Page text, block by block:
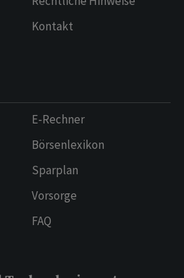
Kontakt
E-Rechner
Börsenlexikon
Sparplan
Vorsorge
FAQ